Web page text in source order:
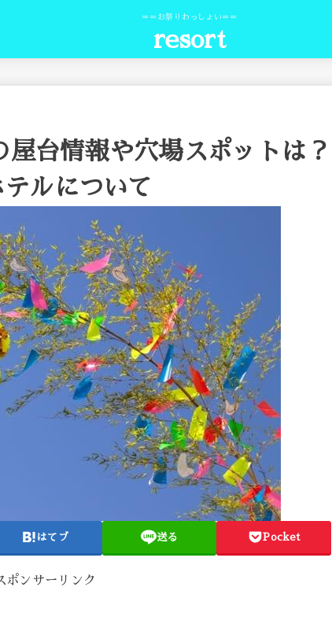
＝＝お祭りわっしょい＝＝
resort
台情報や穴場スポットは？
ルについて
はてブ 送る Pocket
ポンサーリンク